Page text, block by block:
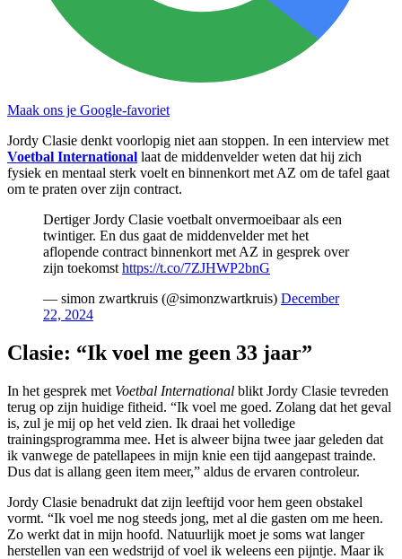
Maak ons je Google-favoriet
Jordy Clasie denkt voorlopig niet aan stoppen. In een interview met
Voetbal International laat de middenvelder weten dat hij zich
fysiek en mentaal sterk voelt en binnenkort met AZ om de tafel gaat
om te praten over zijn contract.
Dertiger Jordy Clasie voetbalt onvermoeibaar als een
twintiger. En dus gaat de middenvelder met het
aflopende contract binnenkort met AZ in gesprek over
zijn toekomst https://t.co/7ZJHWP2bnG
— simon zwartkruis (@simonzwartkruis) December
22, 2024
Clasie: “Ik voel me geen 33 jaar”
In het gesprek met Voetbal International blikt Jordy Clasie tevreden
terug op zijn huidige fitheid. “Ik voel me goed. Zolang dat het geval
is, zul je mij op het veld zien. Ik draai het volledige
trainingsprogramma mee. Het is alweer bijna twee jaar geleden dat
ik vanwege de patellapees in mijn knie een tijd aangepast trainde.
Dus dat is allang geen item meer,” aldus de ervaren controleur.
Jordy Clasie benadrukt dat zijn leeftijd voor hem geen obstakel
vormt. “Ik voel me nog steeds jong, met al die gasten om me heen.
Zo werkt dat in mijn hoofd. Natuurlijk moet je soms wat langer
herstellen van een wedstrijd of voel ik weleens een pijntje. Maar ik